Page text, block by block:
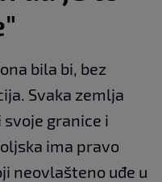
bila bi, bez
Svaka zemlja
granice i
ima pravo
neovlašteno uđe u